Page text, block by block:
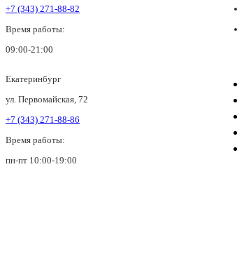
+7 (343) 271-88-82
Время работы:
09:00-21:00
Екатеринбург
ул. Первомайская, 72
+7 (343) 271-88-86
Время работы:
пн-пт 10:00-19:00